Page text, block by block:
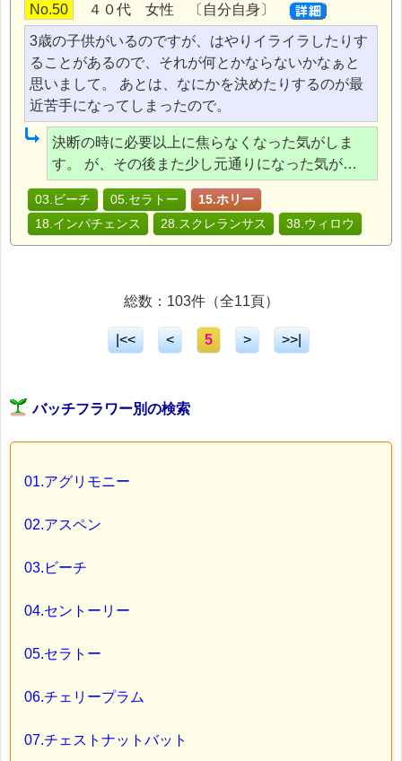
No.50 ４０代 女性 〔自分自身〕
3歳の子供がいるのですが、はやりイライラしたりす
ることがあるので、それが何とかならないかなぁと
思いまして。 あとは、なにかを決めたりするのが最
近苦手になってしまったので。
決断の時に必要以上に焦らなくなった気がしま
す。 が、その後また少し元通りになった気が…
03.ビーチ 05.セラトー
15.ホリー
18.インパチェンス
28.スクレランサス 38.ウィロウ
総数：103件（全11頁）
|<< < 5 > >>|
バッチフラワー別の検索
01.アグリモニー
02.アスペン
03.ビーチ
04.セントーリー
05.セラトー
06.チェリープラム
07.チェストナットバット